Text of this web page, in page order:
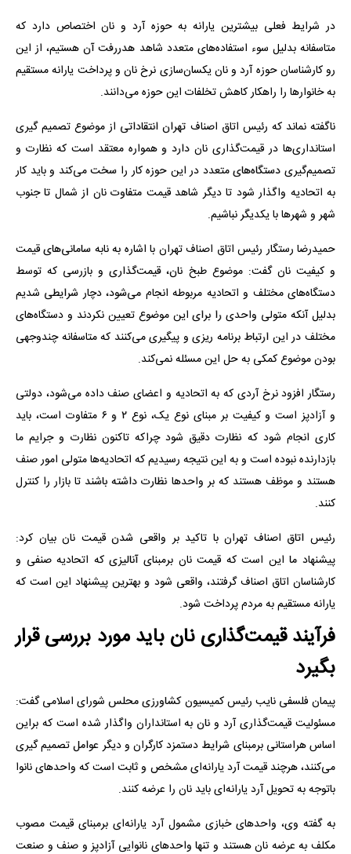
در شرایط فعلی بیشترین یارانه به حوزه آرد و نان اختصاص دارد که
متاسفانه بدلیل سوء استفاده‌های متعدد شاهد هدررفت آن هستیم، از این
رو کارشناسان حوزه آرد و نان یکسان‌سازی نرخ نان و پرداخت یارانه مستقیم
به خانوارها را راهکار کاهش تخلفات این حوزه می‌دانند.
ناگفته نماند که رئیس اتاق اصناف تهران انتقاداتی از موضوع تصمیم گیری
استانداری‌ها در قیمت‌گذاری نان دارد و همواره معتقد است که نظارت و
تصمیم‌گیری دستگاه‌های متعدد در این حوزه کار را سخت می‌کند و باید کار
به اتحادیه واگذار شود تا دیگر شاهد قیمت متفاوت نان از شمال تا جنوب
شهر و شهرها با یکدیگر نباشیم.
حمیدرضا رستگار رئیس اتاق اصناف تهران با اشاره به نابه سامانی‌های قیمت
و کیفیت نان گفت: موضوع طبخ نان، قیمت‌گذاری و بازرسی که توسط
دستگاه‌های مختلف و اتحادیه مربوطه انجام می‌شود، دچار شرایطی شدیم
بدلیل آنکه متولی واحدی را برای این موضوع تعیین نکردند و دستگاه‌های
مختلف در این ارتباط برنامه ریزی و پیگیری می‌کنند که متاسفانه چندوجهی
بودن موضوع کمکی به حل این مسئله نمی‌کند.
رستگار افزود نرخ آردی که به اتحادیه و اعضای صنف داده می‌شود، دولتی
و آزادپز است و کیفیت بر مبنای نوع یک، نوع ۲ و ۶ متفاوت است، باید
کاری انجام شود که نظارت دقیق شود چراکه تاکنون نظارت و جرایم ما
بازدارنده نبوده است و به این نتیجه رسیدیم که اتحادیه‌ها متولی امور صنف
هستند و موظف هستند که بر واحدها نظارت داشته باشند تا بازار را کنترل
کنند.
رئیس اتاق اصناف تهران با تاکید بر واقعی شدن قیمت نان بیان کرد:
پیشنهاد ما این است که قیمت نان برمبنای آنالیزی که اتحادیه صنفی و
کارشناسان اتاق اصناف گرفتند، واقعی شود و بهترین پیشنهاد این است که
یارانه مستقیم به مردم پرداخت شود.
فرآیند قیمت‌گذاری نان باید مورد بررسی قرار
بگیرد
پیمان فلسفی نایب رئیس کمیسیون کشاورزی محلس شورای اسلامی گفت:
مسئولیت قیمت‌گذاری آرد و نان به استانداران واگذار شده است که براین
اساس هراستانی برمبنای شرایط دستمزد کارگران و دیگر عوامل تصمیم گیری
می‌کنند، هرچند قیمت آرد یارانه‌ای مشخص و ثابت است که واحدهای نانوا
باتوجه به تحویل آرد یارانه‌ای باید نان را عرضه کنند.
به گفته وی، واحدهای خبازی مشمول آرد یارانه‌ای برمبنای قیمت مصوب
مکلف به عرضه نان هستند و تنها واحدهای نانوایی آزادپز و صنف و صنعت